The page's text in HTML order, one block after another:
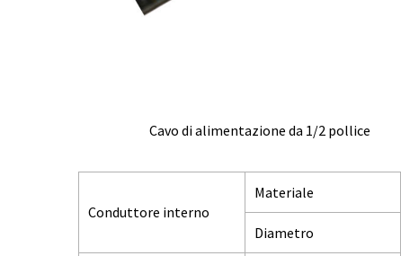
Cavo di alimentazione da 1/2 pollice
Conduttore interno
Materiale
Diametro